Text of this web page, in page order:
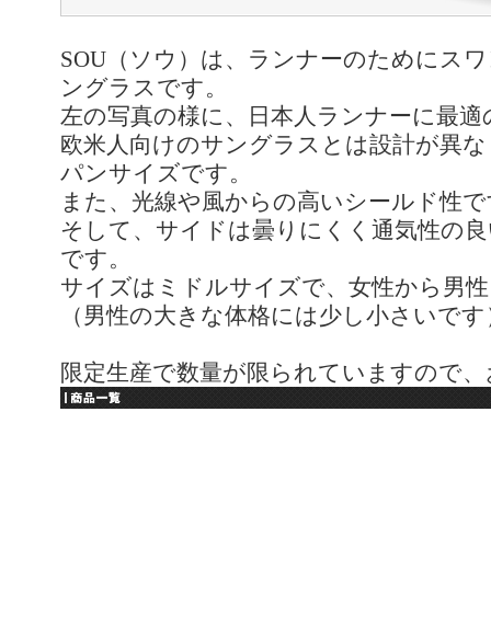
SOU（ソウ）は、ランナーのためにス
ングラスです。
左の写真の様に、日本人ランナーに最
欧米人向けのサングラスとは設計が異
パンサイズです。
また、光線や風からの高いシールド性
そして、サイドは曇りにくく通気性の
です。
サイズはミドルサイズで、女性から男
（男性の大きな体格には少し小さいです
限定生産で数量が限られていますので